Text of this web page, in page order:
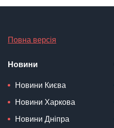
Повна версія
Новини
Новини Києва
Новини Харкова
Новини Дніпра